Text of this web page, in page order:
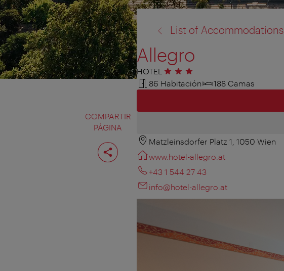
COMPARTIR
PÁGINA
Compartir
página
List of Accommodations
Allegro
HOTEL 3 estrellas
86 Habitación
188 Camas
Matzleinsdorfer Platz 1, 1050 Wien
www.hotel-allegro.at
+43 1 544 27 43
info@hotel-allegro.at